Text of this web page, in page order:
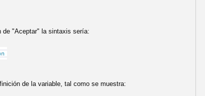
de "Aceptar" la sintaxis sería:
de la variable, tal como se muestra: